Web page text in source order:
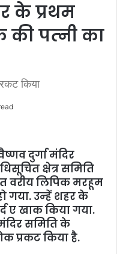
के प्रथम
की पत्‍नी का
किया
दुर्गा मंदिर
क्षेत्र समिति
वरीय लिपिक मरहूम
गया. उन्‍हें शहर के
ए खाक किया गया.
समिति के
प्रकट किया है.